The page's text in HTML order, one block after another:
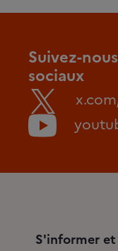
Suivez-
sociaux
S'informer